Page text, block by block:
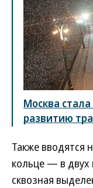
Москва
развитию
Также вводятся
кольце — в двух
сквозная